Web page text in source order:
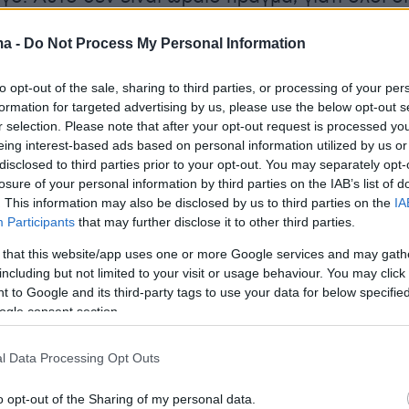
- Do Not Process My Personal Information
opt-out of the sale, sharing to third parties, or processing of your
for targeted advertising by us, please use the below opt-out
selection. Please note that after your opt-out request is processed
interest-based ads based on personal information utilized by us
to third parties prior to your opt-out. You may separately
of your personal information by third parties on the IAB’s list of
This information may also be disclosed by us to third parties on the
Participants that may further disclose it to other third parties.
that this website/app uses one or more Google services and may
but not limited to your visit or usage behaviour. You may
to Google and its third-party tags to use your data for below
consent section.
Data Processing Opt Outs
opt-out of the Sharing of my personal data.
και βαριά λειτουργήματα- δεν πρέπει ποτέ
την κοινωνία μας", σημείωσε ο
Θεσσαλονίκης.
ερώτηση εάν κατά την άποψή του ο
έχει πέσει στη συνείδηση των πολιτών, ο κ.
"Είναι δύσκολο να το πω, αλλά ‘ναι’.
–εγώ θα το μειώσω αυτό- όχι ο ίδιος, αλλά
επιχείρησε και συμφώνησε με τον
Υπάρχει μεγάλη αντίδραση από τον λαό,
πολιτικών προτιμήσεων".